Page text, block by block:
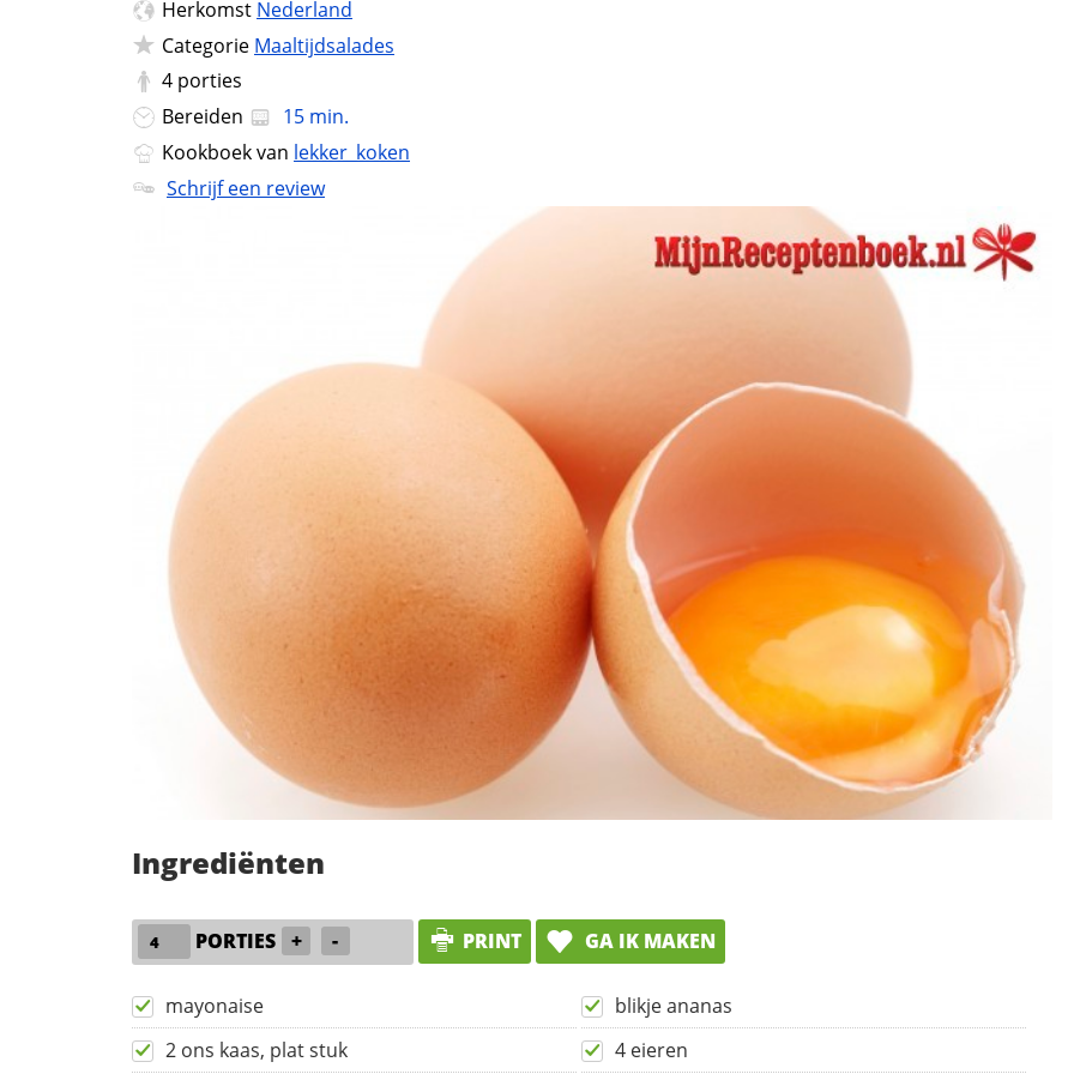
Herkomst Nederland
Categorie Maaltijdsalades
4 porties
Bereiden
15 min.
Kookboek van lekker_koken
Schrijf een review
Ingrediënten
PORTIES + - PRINT GA IK MAKEN
mayonaise
blikje ananas
2 ons kaas, plat stuk
4 eieren